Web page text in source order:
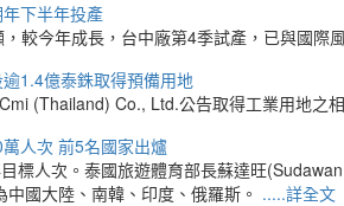
下半年投產
較今年成長，台中廠第4季試產，已與國
1.4億泰銖取得預備用地
(Thailand) Co., Ltd.公告取得工業用地之
人次 前5名國家出爐
標人次。泰國旅遊體育部長蘇達旺
國大陸、南韓、印度、俄羅斯。 .....詳全文